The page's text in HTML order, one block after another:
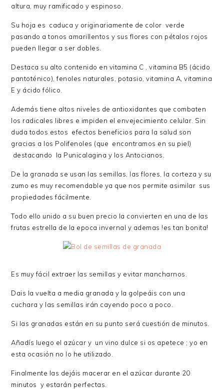
altura, muy ramificado y espinoso.
Su hoja es caduca y originariamente de color verde
pasando a tonos amarillentos y sus flores con pétalos rojos
pueden llegar a ser dobles.
Destaca su alto contenido en vitamina C , vitamina B5 (ácido
pantoténico), fenoles naturales, potasio, vitamina A, vitamina
E y ácido fólico.
Además tiene altos niveles de antioxidantes que combaten
los radicales libres e impiden el envejecimiento celular. Sin
duda todos estos efectos beneficios para la salud son
gracias a los Polifenoles (que encontramos en su piel)
destacando la Punicalagina y los Antocianos.
De la granada se usan las semillas, las flores, la corteza y su
zumo es muy recomendable ya que nos permite asimilar sus
propiedades fácilmente.
Todo ello unido a su buen precio la convierten en una de las
frutas estrella de la epoca invernal y ademas !es tan bonita!
Es muy fácil extraer las semillas y evitar mancharnos.
Dais la vuelta a media granada y la golpeáis con una
cuchara y las semillas irán cayendo poco a poco.
Si las granadas están en su punto será cuestión de minutos.
Añadís luego el azúcar y un vino dulce si os apetece ; yo en
esta ocasión no lo he utilizado.
Finalmente las dejáis macerar en el azúcar durante 20
minutos y estarán perfectas.